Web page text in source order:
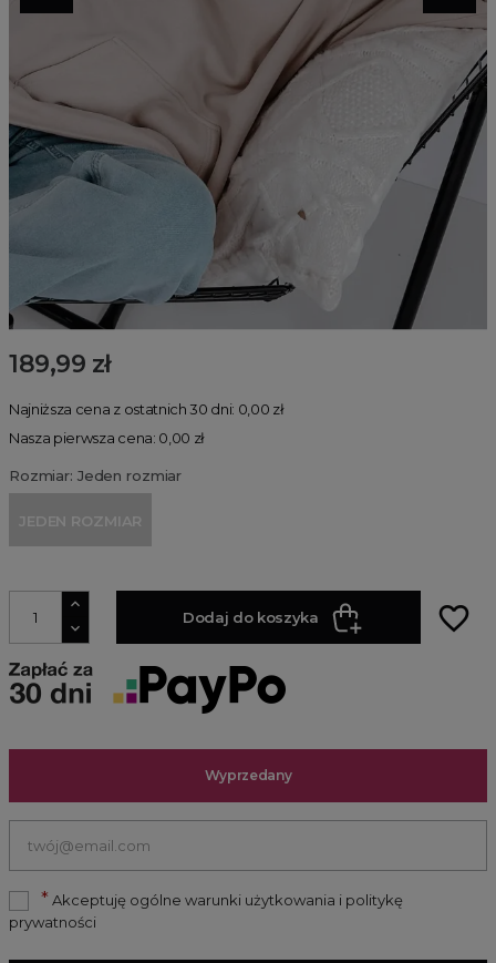
189,99 zł
Najniższa cena z ostatnich 30 dni: 0,00 zł
Nasza pierwsza cena: 0,00 zł
Rozmiar: Jeden rozmiar
JEDEN ROZMIAR
Dodaj do koszyka favorite_border
Wyprzedany
* Akceptuję ogólne warunki użytkowania i politykę
prywatności